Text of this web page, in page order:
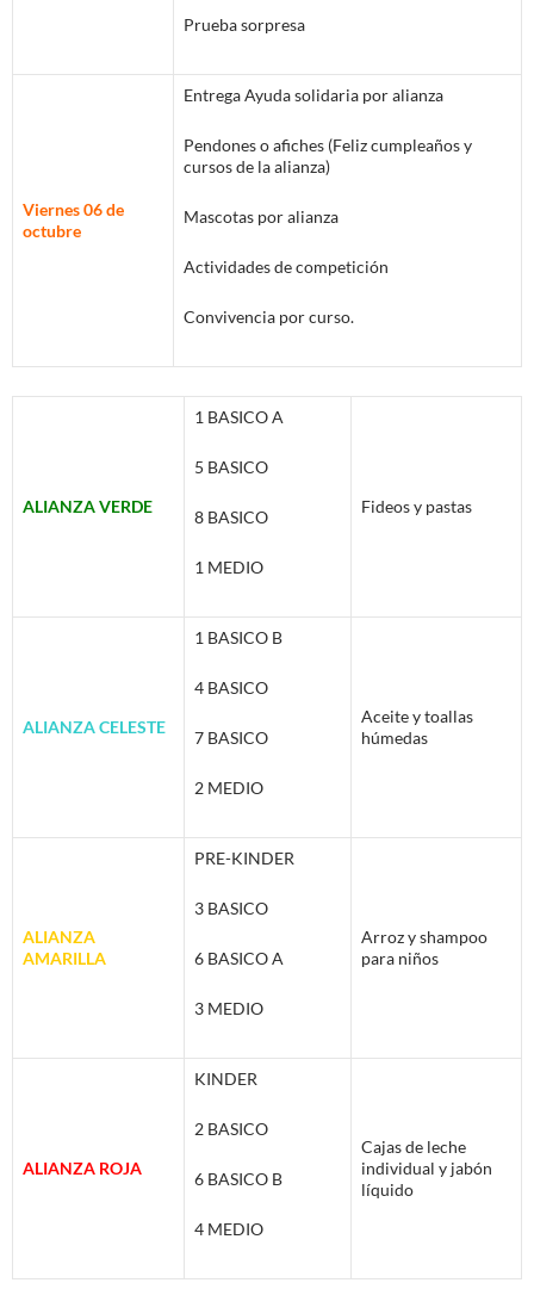
Prueba sorpresa
Viernes 06 de
octubre
Entrega Ayuda solidaria por alianza
Pendones o afiches (Feliz cumpleaños y
cursos de la alianza)
Mascotas por alianza
Actividades de competición
Convivencia por curso.
ALIANZA VERDE
1 BASICO A
5 BASICO
8 BASICO
1 MEDIO
Fideos y pastas
ALIANZA CELESTE
1 BASICO B
4 BASICO
7 BASICO
2 MEDIO
Aceite y toallas
húmedas
ALIANZA
AMARILLA
PRE-KINDER
3 BASICO
6 BASICO A
3 MEDIO
Arroz y shampoo
para niños
ALIANZA ROJA
KINDER
2 BASICO
6 BASICO B
4 MEDIO
Cajas de leche
individual y jabón
líquido